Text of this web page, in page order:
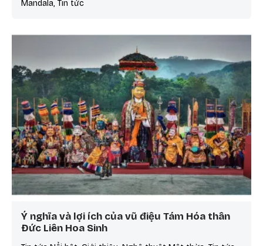
Mandala, Tin tức
Ý nghĩa và lợi ích của vũ điệu Tám Hóa thân
Đức Liên Hoa Sinh